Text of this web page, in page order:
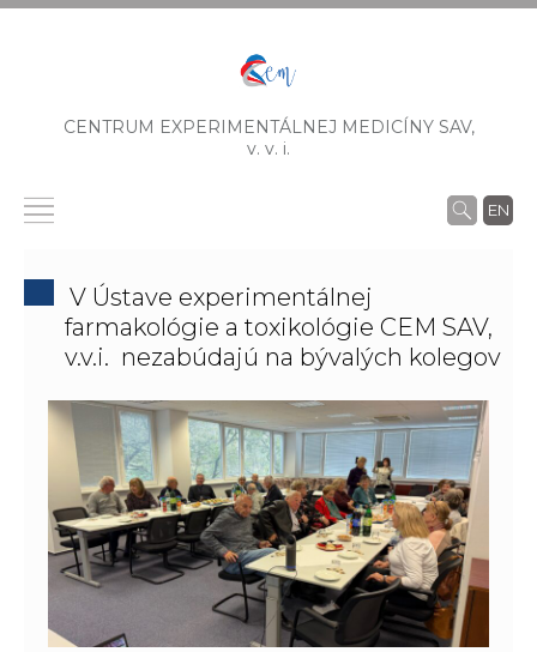
CENTRUM EXPERIMENTÁLNEJ MEDICÍNY SAV,
v. v. i.
EN
V Ústave experimentálnej
farmakológie a toxikológie CEM SAV,
v.v.i. nezabúdajú na bývalých kolegov